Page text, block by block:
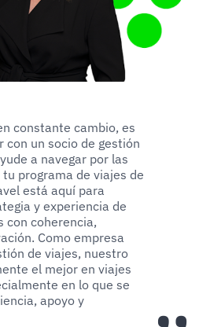
constante cambio, es
un socio de gestión
a navegar por las
programa de viajes de
está aquí para
y experiencia de
con coherencia,
Como empresa
de viajes, nuestro
el mejor en viajes
en lo que se
apoyo y